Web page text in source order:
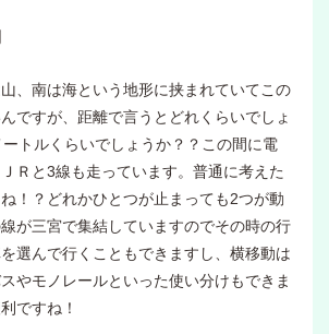
、南は海という地形に挟まれていてこの
ですが、距離で言うとどれくらいでしょ
トルくらいでしょうか？？この間に電
Ｒと3線も走っています。普通に考えた
！？どれかひとつが止まっても2つが動
が三宮で集結していますのでその時の行
選んで行くこともできますし、横移動は
やモノレールといった使い分けもできま
ですね！